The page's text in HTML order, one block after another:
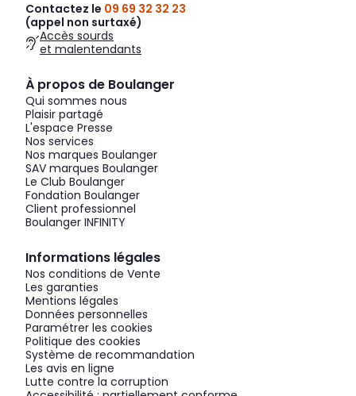
Contactez le 09 69 32 32 23
(appel non surtaxé)
Accès sourds
et malentendants
À propos de Boulanger
Qui sommes nous
Plaisir partagé
L'espace Presse
Nos services
Nos marques Boulanger
SAV marques Boulanger
Le Club Boulanger
Fondation Boulanger
Client professionnel
Boulanger INFINITY
Informations légales
Nos conditions de Vente
Les garanties
Mentions légales
Données personnelles
Paramétrer les cookies
Politique des cookies
Système de recommandation
Les avis en ligne
Lutte contre la corruption